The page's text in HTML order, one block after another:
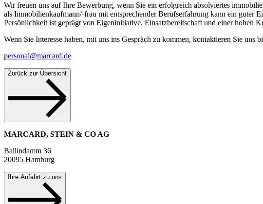
Wir freuen uns auf Ihre Bewerbung, wenn Sie ein erfolgreich absolviertes
als Immobilienkaufmann/-frau mit entsprechender Berufserfahrung kann ein guter
Persönlichkeit ist geprägt von Eigeninitiative, Einsatzbereitschaft und einer hohen
Wenn Sie Interesse haben, mit uns ins Gespräch zu kommen, kontaktieren Sie uns
personal@marcard.de
Zurück zur Übersicht
MARCARD, STEIN & CO AG
Ballindamm 36
20095 Hamburg
Ihre Anfahrt zu uns